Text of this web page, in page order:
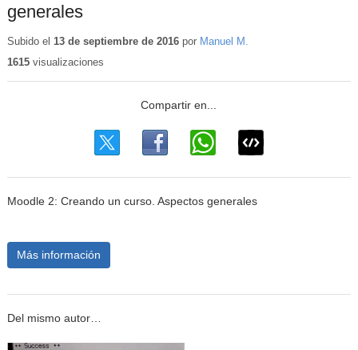
generales
Subido el 13 de septiembre de 2016por Manuel M.
1615visualizaciones
Moodle 2: Creando un curso. Aspectos generales
Más información
Del mismo autor…